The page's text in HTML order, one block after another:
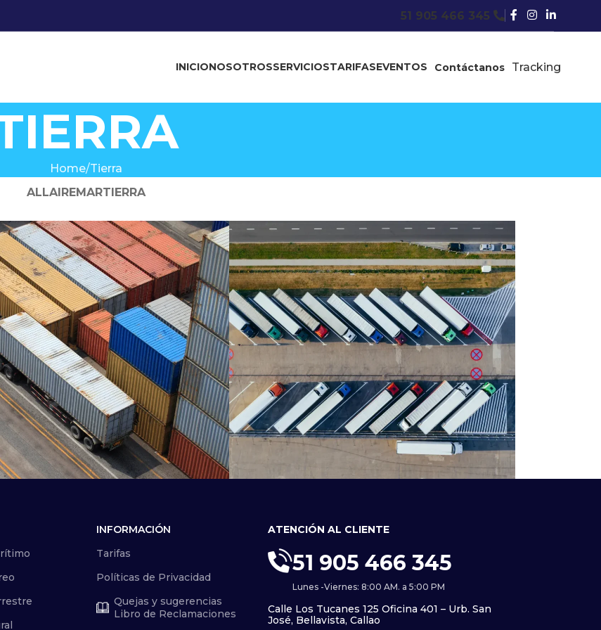
51 905 466 345
INICIONOSOTROSSERVICIOSTARIFASEVENTOS Contáctanos Tracking
Home Tierra
ALLAIREMARTIERRA
aduanero para
exportador de materia
Acarreo terrestres de LCL
(Carga Suelta) y FCL
(Contenedores Intactos) hacia
Europa
INFORMACIÓN
Tarifas
Políticas de Privacidad
Quejas y sugerencias
Libro de Reclamaciones
ATENCIÓN AL CLIENTE
51 905 466 345
Lunes -Viernes: 8:00 AM. a 5:00 PM
Calle Los Tucanes 125 Oficina 401 – Urb. San
José, Bellavista, Callao